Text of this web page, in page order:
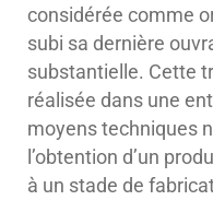
considérée comme
subi sa dernière
substantielle. Cette
réalisée dans une
moyens techniques
l’obtention d’un
à un stade de